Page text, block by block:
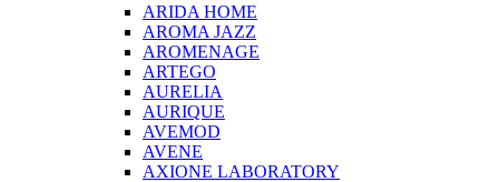
ARIDA HOME
AROMA JAZZ
AROMENAGE
ARTEGO
AURELIA
AURIQUE
AVEMOD
AVENE
AXIONE LABORATORY